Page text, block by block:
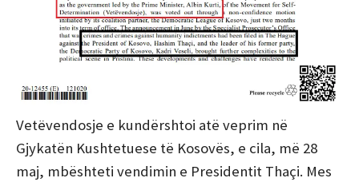
Vetёvendosje e kundërshtoi atë veprim në
Gjykatën Kushtetuese të Kosovës, e cila, më 28
maj, mbështeti vendimin e Presidentit Thaçi. Mes